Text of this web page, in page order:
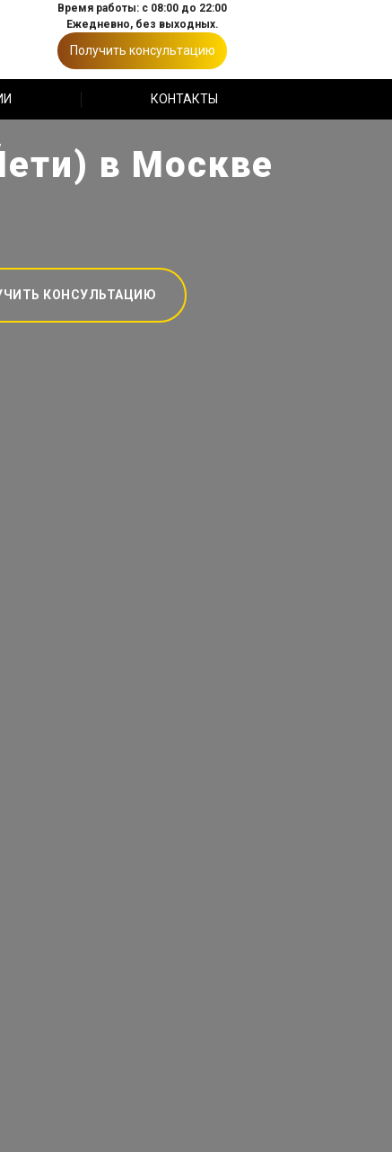
Время работы: с 08:00 до 22:00
Ежедневно, без выходных.
Получить консультацию
КОНТАКТЫ
в Москве
КОНСУЛЬТАЦИЮ